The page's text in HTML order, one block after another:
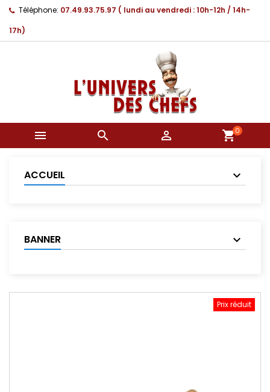
Téléphone: 07.49.93.75.97 ( lundi au vendredi : 10h-12h / 14h-
17h)
   shopping_cart0
ACCUEIL
BANNER
Prix réduit